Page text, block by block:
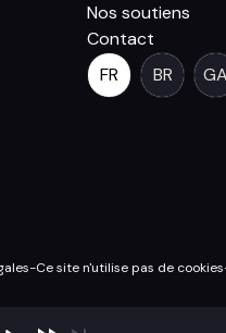
Nos soutiens
Contact
FR
BR GA
-Ce site n'utilise pas de cookies